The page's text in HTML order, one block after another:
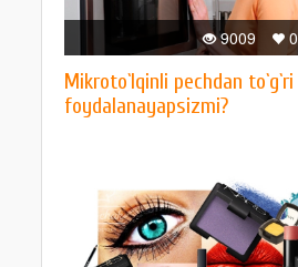
0
9009
Mikroto`lqinli pechdan to`g`ri
foydalanayapsizmi?